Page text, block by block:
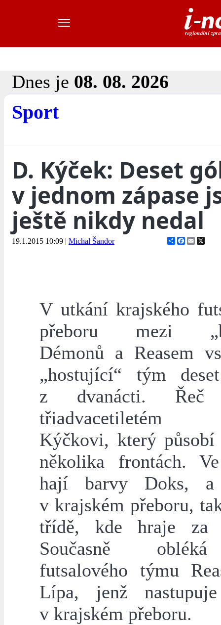
Dnes je 08. 08. 2026
Sport
D. Kýček: Deset
v jednom zápase
ještě nikdy nedal
19.1.2015 10:09 | Michal Šandor ShareFacebook
Email
V utkání krajského
přeboru mezi
Démonů a Reasem
„hostující“ tým
z dvanácti.
třiadvacetiletém
Kýčkovi, který působí
několika frontách.
hají barvy Doks,
v krajském přeboru,
třídě, kde hraje za
Současně
futsalového týmu
Lípa, jenž
v krajském přeboru.